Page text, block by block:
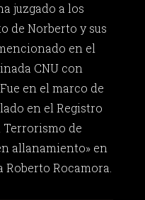
juzgado a los
de Norberto y sus
en el
CNU con
en el marco de
en el Registro
de
allanamiento» en
Roberto Rocamora.